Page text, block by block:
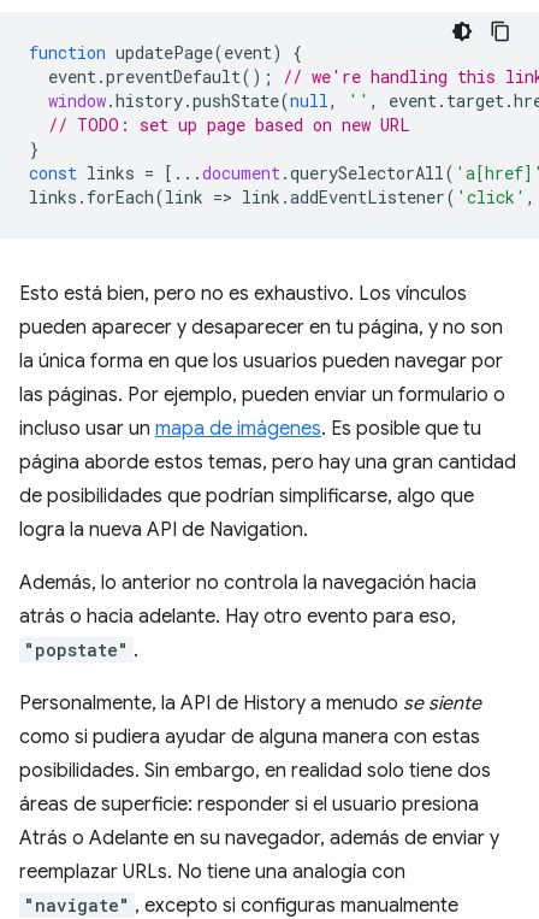
function updatePage(event)
{
event.preventDefault();
// we're handling this
window.history.pushState(null, '' , event. target.
// TODO: set up page based on new URL
}
const links = [...document.querySelectorAll(
links . forEach(link => link .addEventListener( 'click' ,
Esto está bien, pero no es exhaustivo. Los vínculos
pueden aparecer y desaparecer en tu página, y no son
la única forma en que los usuarios pueden navegar por
las páginas. Por ejemplo, pueden enviar un formulario o
incluso usar un mapa de imágenes. Es posible que tu
página aborde estos temas, pero hay una gran cantidad
de posibilidades que podrían simplificarse, algo que
logra la nueva API de Navigation.
Además, lo anterior no controla la navegación hacia
atrás o hacia adelante. Hay otro evento para eso,
"popstate" .
Personalmente, la API de History a menudo se siente
como si pudiera ayudar de alguna manera con estas
posibilidades. Sin embargo, en realidad solo tiene dos
áreas de superficie: responder si el usuario presiona
Atrás o Adelante en su navegador, además de enviar y
reemplazar URLs. No tiene una analogía con
"navigate" , excepto si configuras manualmente